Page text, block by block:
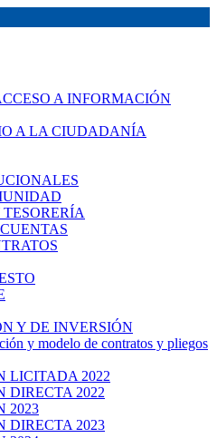
A INFORMACIÓN
A LA CIUDADANÍA
Y DE INVERSIÓN
y modelo de contratos y pliegos
LICITADA 2022
DIRECTA 2022
2023
DIRECTA 2023